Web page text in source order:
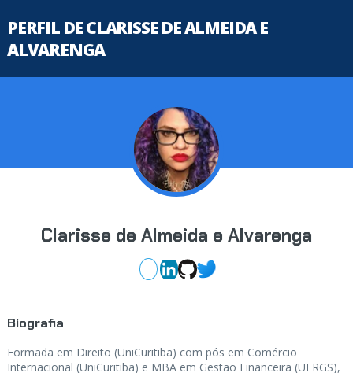
PERFIL DE CLARISSE DE ALMEIDA E
ALVARENGA
Clarisse de Almeida e Alvarenga
Biografia
Formada em Direito (UniCuritiba) com pós em Comércio
Internacional (UniCuritiba) e MBA em Gestão Financeira (UFRGS),